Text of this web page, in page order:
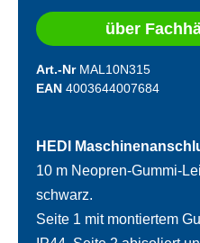
über
Art.-Nr MAL10N315
EAN 4003644007684
HEDI
10 m Neopren-Gummi-
schwarz.
Seite 1 mit montiertem